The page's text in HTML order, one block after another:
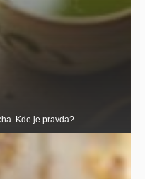
Kde je pravda?